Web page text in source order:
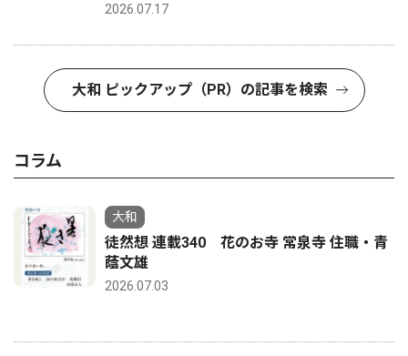
2026.07.17
大和 ピックアップ（PR）の記事を検索
コラム
大和
徒然想 連載340 花のお寺 常泉寺 住職・青
蔭文雄
2026.07.03